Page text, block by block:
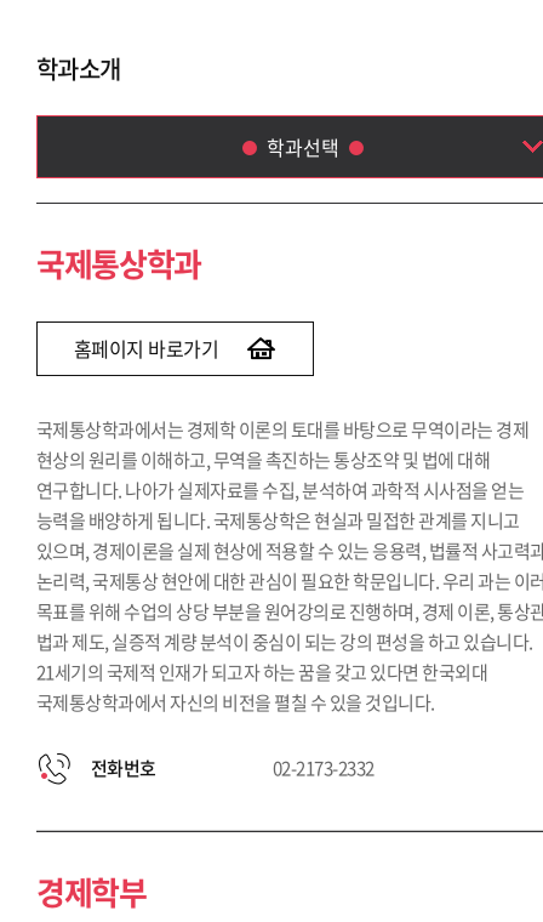
학과소개
학과선택
국제통상학과
국제통상학과
홈페이지 바로가기
국제통상학과에서는 경제학 이론의 토대를 바탕으로 무역이라는 경제
현상의 원리를 이해하고, 무역을 촉진하는 통상조약 및 법에 대해
연구합니다. 나아가 실제자료를 수집, 분석하여 과학적 시사점을 얻는
능력을 배양하게 됩니다. 국제통상학은 현실과 밀접한 관계를 지니고
있으며, 경제이론을 실제 현상에 적용할 수 있는 응용력, 법률적 사고력
논리력, 국제통상 현안에 대한 관심이 필요한 학문입니다. 우리 과는 이
목표를 위해 수업의 상당 부분을 원어강의로 진행하며, 경제 이론, 통상
법과 제도, 실증적 계량 분석이 중심이 되는 강의 편성을 하고 있습니다.
21세기의 국제적 인재가 되고자 하는 꿈을 갖고 있다면 한국외대
국제통상학과에서 자신의 비전을 펼칠 수 있을 것입니다.
전화번호 02-2173-2332
경제학부